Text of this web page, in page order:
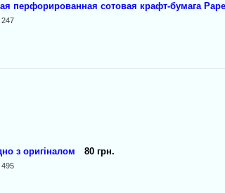
перфорированная сотовая крафт-бумага
247
з оригіналом 80 грн.
495